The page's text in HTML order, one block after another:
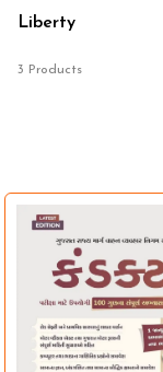
Liberty
3 Products